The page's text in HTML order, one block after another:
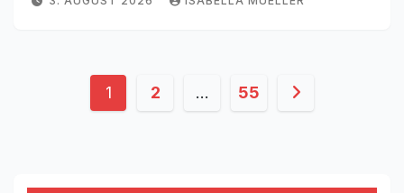
Seitennummerierung
1 2 … 55